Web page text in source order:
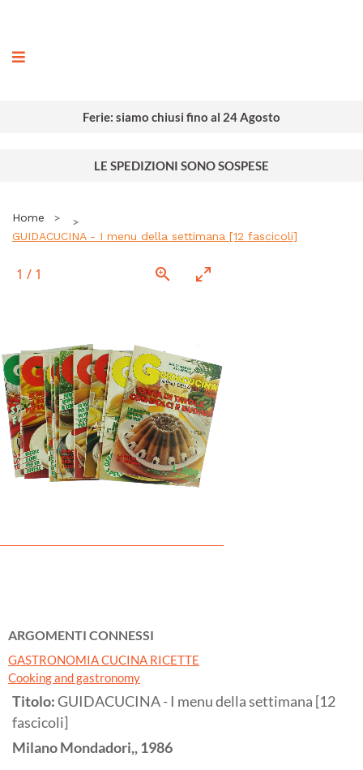
Ferie: siamo chiusi fino al 24 Agosto
LE SPEDIZIONI SONO SOSPESE
Home
GUIDACUCINA - I menu della settimana [12 fascicoli]
1 / 1
ARGOMENTI CONNESSI
GASTRONOMIA CUCINA RICETTE
Cooking and gastronomy
Titolo:GUIDACUCINA - I menu della settimana [12
fascicoli]
MilanoMondadori,,1986